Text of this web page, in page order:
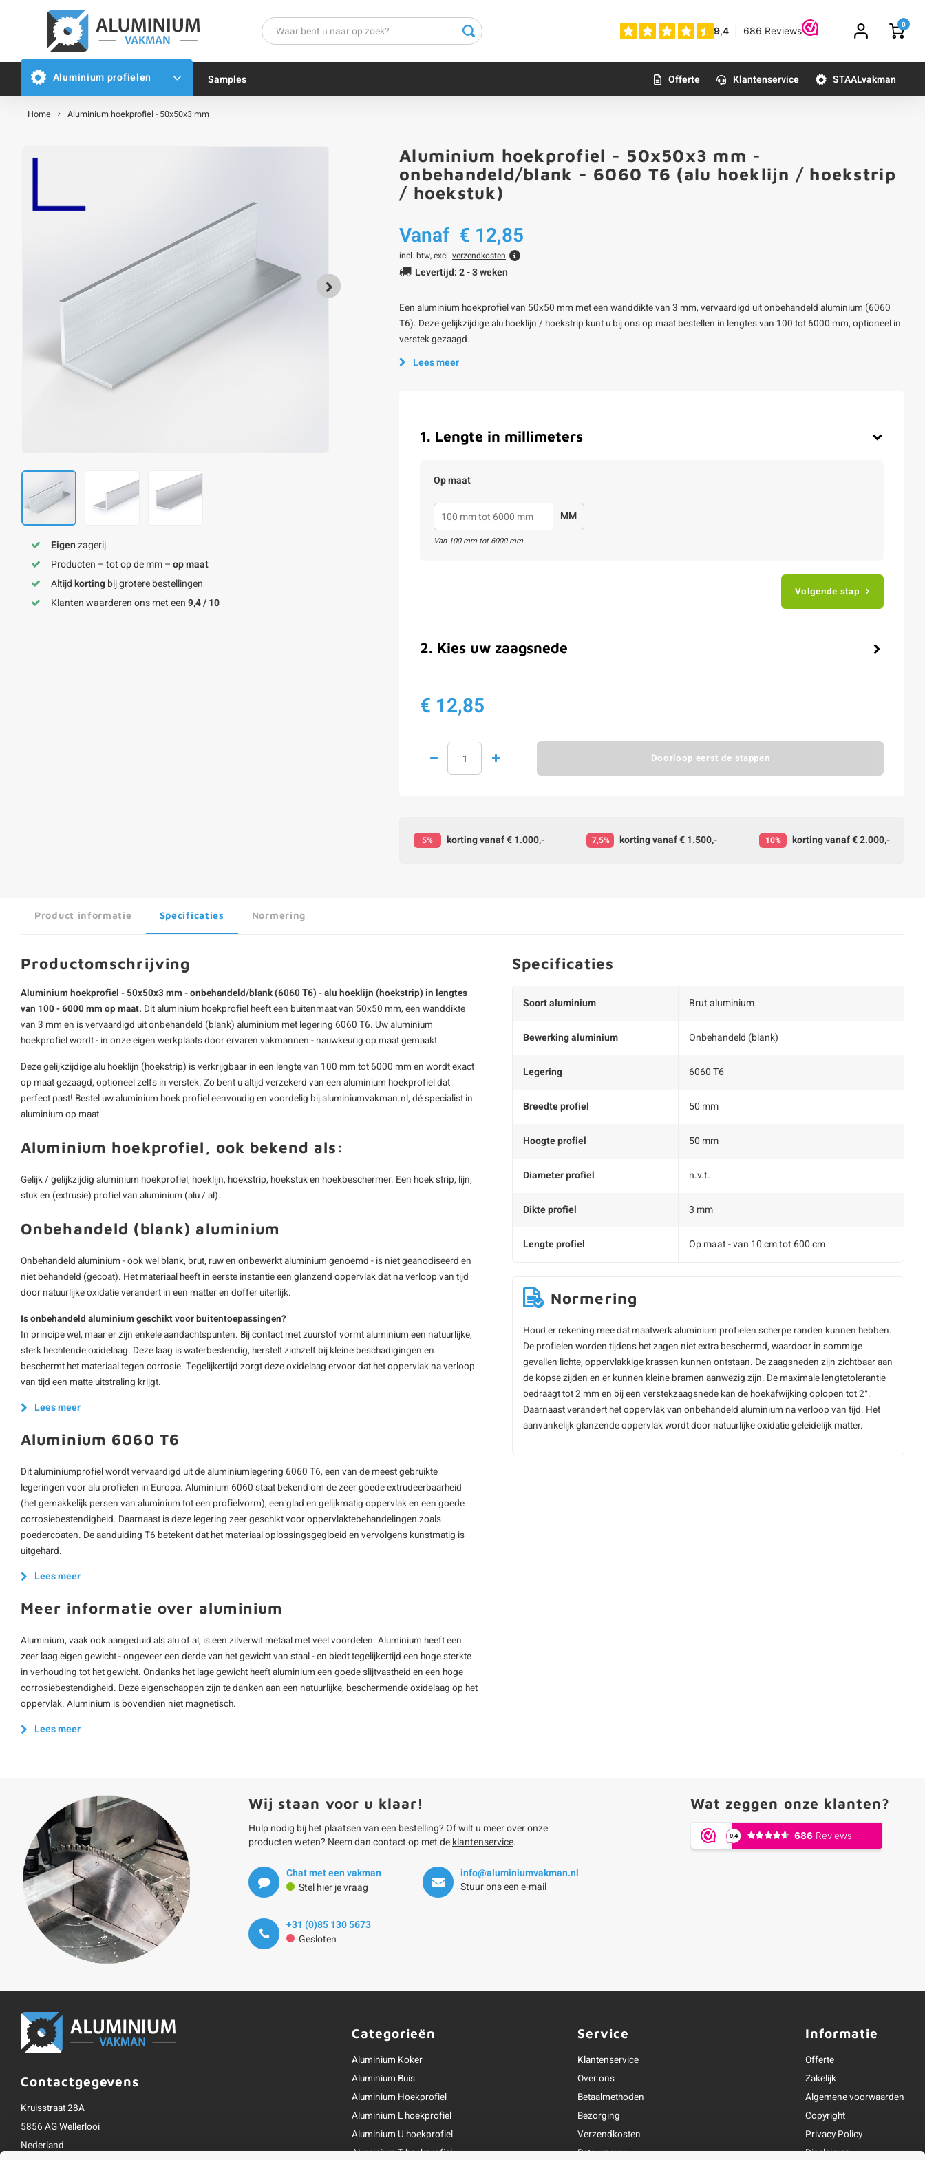
0
Aluminium profielen Offerte Klantenservice
Samples STAALvakman
Home Aluminium hoekprofiel - 50x50x3 mm
Eigenzagerij
Producten – tot op de mm –op maat
Altijdkortingbij grotere bestellingen
Klanten waarderen ons met een9,4 / 10
Aluminium hoekprofiel - 50x50x3 mm -
onbehandeld/blank - 6060 T6 (alu hoeklijn / hoekstrip
/ hoekstuk)
Vanaf € 12,85
incl. btw, excl. verzendkosten
Levertijd: 2 - 3 weken
Een aluminium hoekprofiel van 50x50 mm met een wanddikte van 3 mm, vervaardigd uit onbehandeld aluminium (6060
T6). Deze gelijkzijdige alu hoeklijn / hoekstrip kunt u bij ons op maat bestellen in lengtes van 100 tot 6000 mm, optioneel in
verstek gezaagd.
Lees meer
1. Lengte in millimeters
Op maat
MM
Van 100mm tot6000mm
Volgende stap
2. Kies uw zaagsnede
€ 12,85
Doorloop eerst de stappen
5% korting vanaf € 1.000,- 7,5% korting vanaf € 1.500,- 10% korting vanaf € 2.000,-
Product informatie Specificaties Normering
Productomschrijving
Aluminium hoekprofiel - 50x50x3 mm - onbehandeld/blank (6060 T6) - alu hoeklijn (hoekstrip) in lengtes
van 100 - 6000 mm op maat. Ditaluminium hoekprofiel heeft een buitenmaat van 50x50 mm, een wanddikte
van 3 mm en is vervaardigd uit onbehandeld (blank) aluminium met legering 6060 T6. Uw aluminium
hoekprofiel wordt - in onze eigen werkplaats door ervaren vakmannen - nauwkeurig op maat gemaakt.
Deze gelijkzijdige alu hoeklijn (hoekstrip) is verkrijgbaar in een lengte van 100 mm tot 6000 mm en wordt exact
op maat gezaagd, optioneel zelfs in verstek. Zo bent u altijd verzekerd van een aluminium hoekprofiel dat
perfect past! Bestel uw aluminium hoek profiel eenvoudig en voordelig bij aluminiumvakman.nl, dé specialist in
aluminium op maat.
Aluminium hoekprofiel, ook bekend als:
Gelijk / gelijkzijdig aluminium hoekprofiel, hoeklijn, hoekstrip, hoekstuk en hoekbeschermer. Een hoek strip, lijn,
stuk en (extrusie) profiel van aluminium (alu / al).
Onbehandeld (blank) aluminium
Onbehandeld aluminium - ook wel blank, brut, ruw en onbewerkt aluminium genoemd - is niet geanodiseerd en
niet behandeld (gecoat). Het materiaal heeft in eerste instantie een glanzend oppervlak dat na verloop van tijd
door natuurlijke oxidatie verandert in een matter en doffer uiterlijk.
Is onbehandeld aluminium geschikt voor buitentoepassingen?
In principe wel, maar er zijn enkele aandachtspunten. Bij contact met zuurstof vormt aluminium een natuurlijke,
sterk hechtende oxidelaag. Deze laag is waterbestendig, herstelt zichzelf bij kleine beschadigingen en
beschermt het materiaal tegen corrosie. Tegelijkertijd zorgt deze oxidelaag ervoor dat het oppervlak na verloop
van tijd een matte uitstraling krijgt.
Lees meer
Aluminium 6060 T6
Dit aluminiumprofiel wordt vervaardigd uit de aluminiumlegering 6060 T6, een van de meest gebruikte
legeringen voor alu profielen in Europa. Aluminium 6060 staat bekend om de zeer goede extrudeerbaarheid
(het gemakkelijk persen van aluminium tot een profielvorm), een glad en gelijkmatig oppervlak en een goede
corrosiebestendigheid. Daarnaast is deze legering zeer geschikt voor oppervlaktebehandelingen zoals
poedercoaten. De aanduiding T6 betekent dat het materiaal oplossingsgegloeid en vervolgens kunstmatig is
uitgehard.
Lees meer
Meer informatie over aluminium
Aluminium, vaak ook aangeduid als alu of al, is een zilverwit metaal met veel voordelen. Aluminium heeft een
zeer laag eigen gewicht - ongeveer een derde van het gewicht van staal - en biedt tegelijkertijd een hoge sterkte
in verhouding tot het gewicht. Ondanks het lage gewicht heeft aluminium een goede slijtvastheid en een hoge
corrosiebestendigheid. Deze eigenschappen zijn te danken aan een natuurlijke, beschermende oxidelaag op het
oppervlak. Aluminium is bovendien niet magnetisch.
Lees meer
Specificaties
Soort aluminium Brut aluminium
Bewerking aluminium Onbehandeld (blank)
Legering 6060 T6
Breedte profiel 50 mm
Hoogte profiel 50 mm
Diameter profiel n.v.t.
Dikte profiel 3 mm
Lengte profiel Op maat - van 10 cm tot 600 cm
Normering
Houd er rekening mee dat maatwerk aluminium profielen scherpe randen kunnen hebben.
De profielen worden tijdens het zagen niet extra beschermd, waardoor in sommige
gevallen lichte, oppervlakkige krassen kunnen ontstaan. De zaagsneden zijn zichtbaar aan
de kopse zijden en er kunnen kleine bramen aanwezig zijn. De maximale lengtetolerantie
bedraagt tot 2 mm en bij een verstekzaagsnede kan de hoekafwijking oplopen tot 2°.
Daarnaast verandert het oppervlak van onbehandeld aluminium na verloop van tijd. Het
aanvankelijk glanzende oppervlak wordt door natuurlijke oxidatie geleidelijk matter.
Wij staan voor u klaar!
Hulp nodig bij het plaatsen van een bestelling? Of wilt u meer over onze
producten weten? Neem dan contact op met deklantenservice.
Chat met een vakman
Stel hier je vraag
info@aluminiumvakman.nl
Stuur ons een e-mail
+31 (0)85 130 5673
Gesloten
Wat zeggen onze klanten?
Contactgegevens
Kruisstraat 28A
5856 AG Wellerlooi
Nederland
Categorieën
Aluminium Koker
Aluminium Buis
Aluminium Hoekprofiel
Aluminium L hoekprofiel
Aluminium U hoekprofiel
Aluminium T hoekprofiel
Service
Klantenservice
Over ons
Betaalmethoden
Bezorging
Verzendkosten
Retourneren
Informatie
Offerte
Zakelijk
Algemene voorwaarden
Copyright
Privacy Policy
Disclaimer